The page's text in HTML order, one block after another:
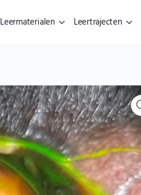
Leermaterialen Leertrajecten